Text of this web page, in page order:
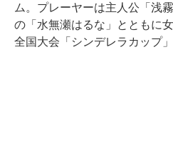
ム。プレーヤーは主人公「浅
の「水無瀬はるな」とともに
全国大会「シンデレラカップ